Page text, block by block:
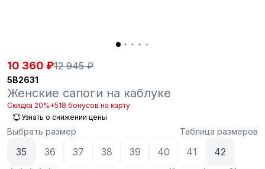
10 360 ₽12 945 ₽
5B2631
Женские сапоги на каблуке
Скидка 20%+518 бонусов на карту
Узнать о снижении цены
Выбрать размер Таблица размеров
35 36 37 38 39 40 41 42